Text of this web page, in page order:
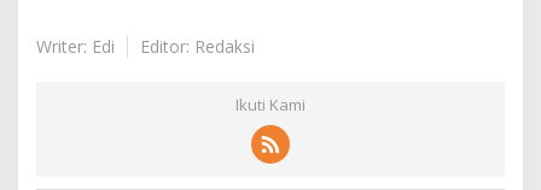
Writer: Edi Editor: Redaksi
Ikuti Kami